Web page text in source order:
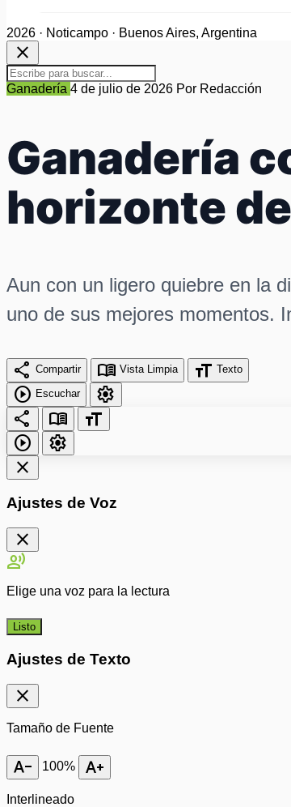
2026 · Noticampo · Buenos Aires, Argentina
close
Ganadería 4 de julio de 2026 Por Redacción
Ganadería
horizonte
Aun con un ligero quiebre en la
uno de sus mejores momentos.
share Compartir menu_book Vista Limpia format_size Texto
play_circle Escuchar
settings
share
menu_book
format_size
play_circle
settings
close
Ajustes de Voz
close
record_voice_over
Elige una voz para la lectura
Listo
Ajustes de Texto
close
Tamaño de Fuente
text_decrease 100% text_increase
Interlineado